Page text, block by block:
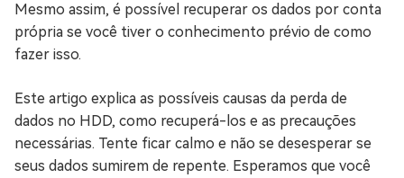
Mesmo assim, é possível recuperar os dados por conta
própria se você tiver o conhecimento prévio de como
fazer isso.
Este artigo explica as possíveis causas da perda de
dados no HDD, como recuperá-los e as precauções
necessárias. Tente ficar calmo e não se desesperar se
seus dados sumirem de repente. Esperamos que você